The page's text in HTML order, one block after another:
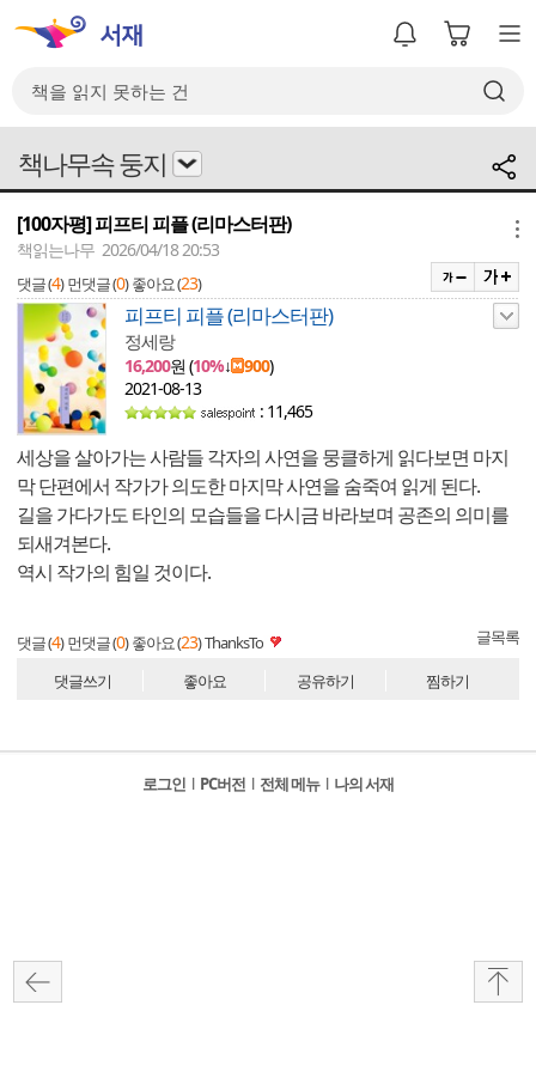
책나무속 둥지
[100자평] 피프티 피플 (리마스터판)
책읽는나무 2026/04/18 20:53
댓글 (4) 먼댓글 (0) 좋아요 (23)
피프티 피플 (리마스터판)
정세랑
16,200원 (10%↓ 900)
2021-08-13
: 11,465
세상을 살아가는 사람들 각자의 사연을 뭉클하게 읽다보면 마지
막 단편에서 작가가 의도한 마지막 사연을 숨죽여 읽게 된다.
길을 가다가도 타인의 모습들을 다시금 바라보며 공존의 의미를
되새겨본다.
역시 작가의 힘일 것이다.
댓글 (4) 먼댓글 (0) 좋아요 (23)ThanksTo 글목록
댓글쓰기 좋아요 공유하기 찜하기
로그인 l PC버전 l 전체 메뉴 l 나의 서재